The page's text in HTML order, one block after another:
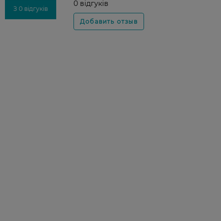
З 0 відгуків
0 відгуків